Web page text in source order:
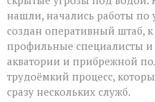
нашли, начались работы по
создан оперативный штаб,
профильные специалисты
акватории и прибрежной
трудоёмкий процесс,
сразу нескольких служб.